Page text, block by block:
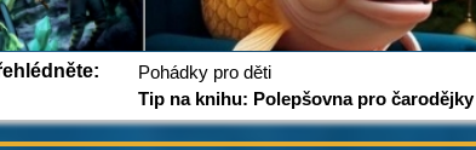
Pohádky pro děti
Tip na knihu: Polepšovna pro čarodějky